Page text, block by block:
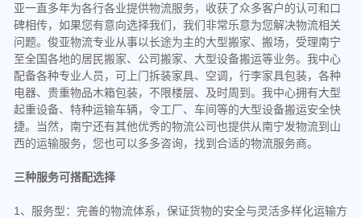
亚一直多年为各行各业提供物流服务，收获了众多客户的认可和口
碑相传，如果您有意向选择我们，我们非常乐意为您解决物流相关
问题。俊亚物流专业从事以长途为主的大型搬家、搬场，受理南宁
至全国各地的居民搬家、公司搬家、大型设备搬运等业务。我中心
配备各种专业人员，可上门拆装家具、空调，行李家具包装，各种
电器、贵重物品木箱包装，不限楼层、及时周到。我中心拥有大型
起重设备、特种运输车辆，令工厂、车间等的大型设备搬运安全快
捷。当然，南宁还有其他优秀的物流公司也提供从南宁发物流到山
西的运输服务，您也可以多多咨询，找到合适的物流服务商。
三种服务可搭配选择
1、服务型：完善的物流体系，保证货物的安全与灵活多样化运输方